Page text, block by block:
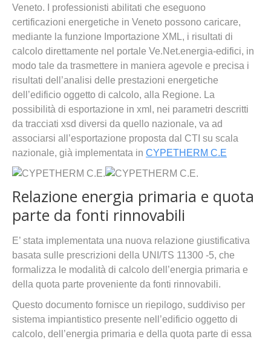
Veneto. I professionisti abilitati che eseguono
certificazioni energetiche in Veneto possono caricare,
mediante la funzione Importazione XML, i risultati di
calcolo direttamente nel portale Ve.Net.energia-edifici, in
modo tale da trasmettere in maniera agevole e precisa i
risultati dell’analisi delle prestazioni energetiche
dell’edificio oggetto di calcolo, alla Regione. La
possibilità di esportazione in xml, nei parametri descritti
da tracciati xsd diversi da quello nazionale, va ad
associarsi all’esportazione proposta dal CTI su scala
nazionale, già implementata in CYPETHERM C.E
Relazione energia primaria e quota
parte da fonti rinnovabili
E’ stata implementata una nuova relazione giustificativa
basata sulle prescrizioni della UNI/TS 11300 -5, che
formalizza le modalità di calcolo dell’energia primaria e
della quota parte proveniente da fonti rinnovabili.
Questo documento fornisce un riepilogo, suddiviso per
sistema impiantistico presente nell’edificio oggetto di
calcolo, dell’energia primaria e della quota parte di essa